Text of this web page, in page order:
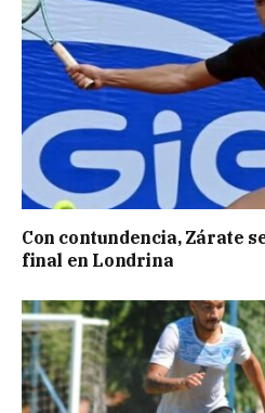
Con contundencia, Zárate
final en Londrina